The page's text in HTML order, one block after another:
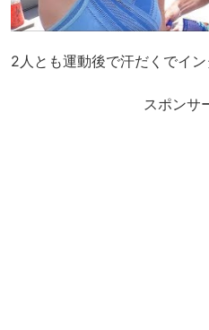
2人とも運動後で汗だくでイン
スポンサ